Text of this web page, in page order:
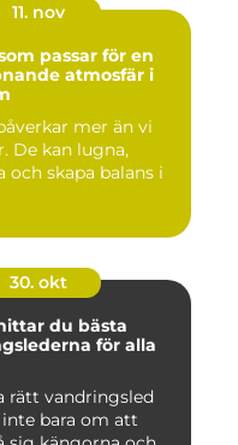
11. nov
passar för en
atmosfär i
mer än vi
De kan lugna,
och skapa balans i
30. okt
du bästa
för alla
rätt vandringsled
bara om att